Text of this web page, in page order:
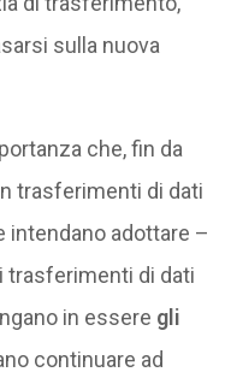
sulla nuova
che, fin da
trasferimenti di dati
intendano adottare –
trasferimenti di dati
in essere gli
continuare ad